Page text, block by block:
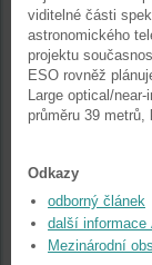
viditelné části
astronomického
projektu
ESO rovněž
Large optical/
průměru 39
Odkazy
odborný článek
další informace
Mezinárodní